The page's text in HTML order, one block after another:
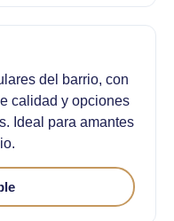
del barrio, con
calidad y opciones
Ideal para amantes